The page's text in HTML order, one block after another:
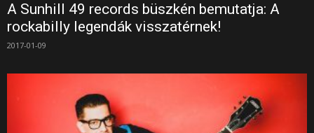
A Sunhill 49 records büszkén bemutatja: A
rockabilly legendák visszatérnek!
2017-01-09